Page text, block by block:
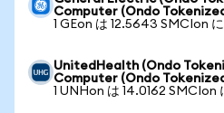
Computer (Ondo
1 GEon は 12.5643 SMCIon
UnitedHealth (Ondo
Computer (Ondo
1 UNHon は 14.0162 SMCIon